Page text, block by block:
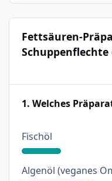
Fettsäuren-
1. Welches
Fischöl: 18%
Algenöl (veganes